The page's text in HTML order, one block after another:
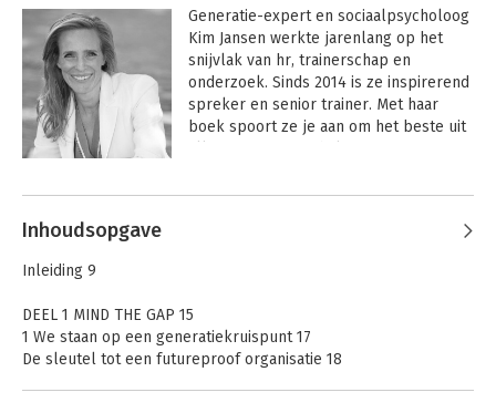
Generatie-expert en sociaalpsycholoog
Kim Jansen werkte jarenlang op het
snijvlak van hr, trainerschap en
onderzoek. Sinds 2014 is ze inspirerend
spreker en senior trainer. Met haar
boek spoort ze je aan om het beste uit
Andere boeken door Kim Jansen
Inhoudsopgave
Inleiding 9
DEEL 1 MIND THE GAP 15
1 We staan op een generatiekruispunt 17
De sleutel tot een futureproof organisatie 18